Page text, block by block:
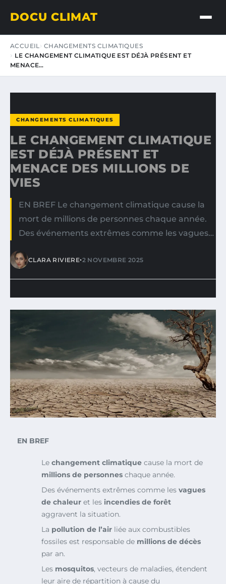
DOCU CLIMAT
ACCUEIL CHANGEMENTS CLIMATIQUES
LE CHANGEMENT CLIMATIQUE EST DÉJÀ PRÉSENT ET
MENACE…
CHANGEMENTS CLIMATIQUES
LE CHANGEMENT CLIMATIQUE
EST DÉJÀ PRÉSENT ET
MENACE DES MILLIONS DE
VIES
EN BREF Le changement climatique cause la
mort de millions de personnes chaque année.
Des événements extrêmes comme les vagues…
CLARA RIVIERE•2 NOVEMBRE 2025
EN BREF
Le changement climatique cause la mort de
millions de personnes chaque année.
Des événements extrêmes comme les vagues
de chaleur et les incendies de forêt
aggravent la situation.
La pollution de l’air liée aux combustibles
fossiles est responsable de millions de décès
par an.
Les mosquitos, vecteurs de maladies, étendent
leur aire de répartition à cause du